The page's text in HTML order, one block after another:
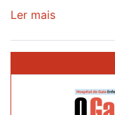
Ler mais
Avintes